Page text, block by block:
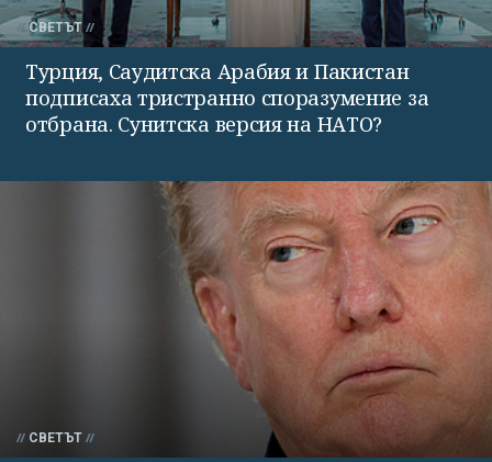
СВЕТЪТ
Турция, Саудитска Арабия и Пакистан
подписаха тристранно споразумение за
отбрана. Сунитска версия на НАТО?
СВЕТЪТ